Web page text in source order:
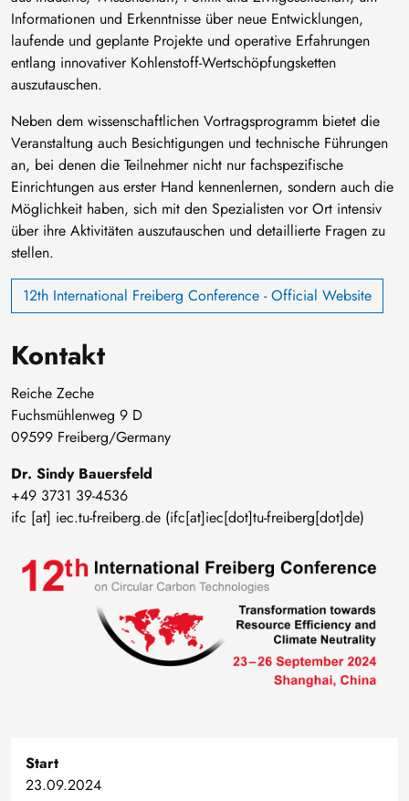
Informationen und Erkenntnisse über neue Entwicklungen,
laufende und geplante Projekte und operative Erfahrungen
entlang innovativer Kohlenstoff-Wertschöpfungsketten
auszutauschen.
Neben dem wissenschaftlichen Vortragsprogramm bietet die
Veranstaltung auch Besichtigungen und technische Führungen
an, bei denen die Teilnehmer nicht nur fachspezifische
Einrichtungen aus erster Hand kennenlernen, sondern auch die
Möglichkeit haben, sich mit den Spezialisten vor Ort intensiv
über ihre Aktivitäten auszutauschen und detaillierte Fragen zu
stellen.
12th International Freiberg Conference - Official Website
Kontakt
Reiche Zeche
Fuchsmühlenweg 9 D
09599 Freiberg/Germany
Dr. Sindy Bauersfeld
+49 3731 39-4536
ifc [at] iec.tu-freiberg.de (ifc[at]iec[dot]tu-freiberg[dot]de)
Start
23.09.2024